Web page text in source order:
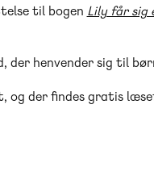
til bogen Lily får sig
henvender sig til
og der findes gratis